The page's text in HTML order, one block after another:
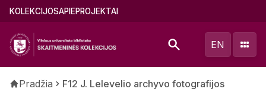
Pereiti
pagrindinį
turinį
Main
(lithuanian)
KOLEKCIJOSAPIEPROJEKTAI
EN
Kelias
Pradžia F12 J. Lelevelio archyvo fotografijos